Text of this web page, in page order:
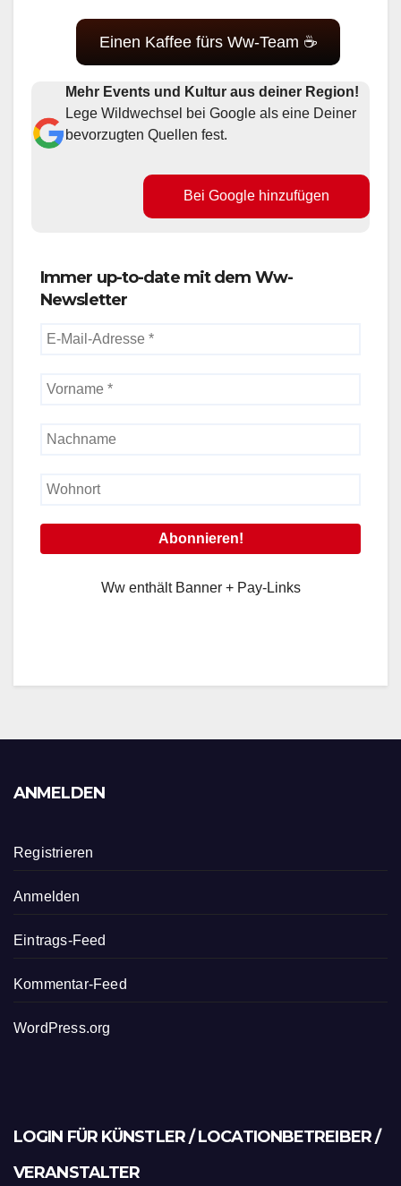
Einen Kaffee fürs Ww-Team ☕
Mehr Events und Kultur aus deiner Region!
Lege Wildwechsel bei Google als eine Deiner
bevorzugten Quellen fest.
Bei Google hinzufügen
Immer up-to-date mit dem Ww-
Newsletter
Ww enthält Banner + Pay-Links
ANMELDEN
Registrieren
Anmelden
Eintrags-Feed
Kommentar-Feed
WordPress.org
LOGIN FÜR KÜNSTLER / LOCATIONBETREIBER /
VERANSTALTER